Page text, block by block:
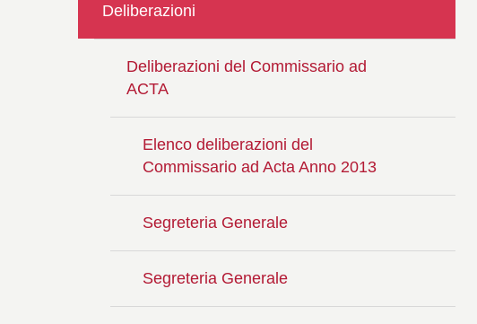
Deliberazioni
Deliberazioni del Commissario ad
ACTA
Elenco deliberazioni del
Commissario ad Acta Anno 2013
Segreteria Generale
Segreteria Generale